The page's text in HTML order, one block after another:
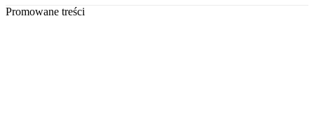
Promowane treści